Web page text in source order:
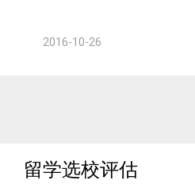
2016-10-26
留学选校评估